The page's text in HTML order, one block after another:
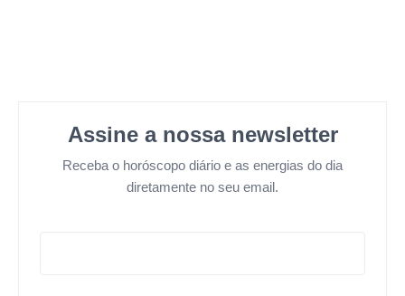
Assine a nossa newsletter
Receba o horóscopo diário e as energias do dia
diretamente no seu email.